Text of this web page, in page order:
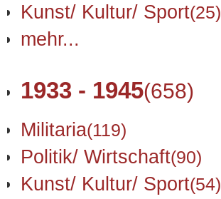
Kunst/ Kultur/ Sport(25)
mehr...
1933 - 1945(658)
Militaria(119)
Politik/ Wirtschaft(90)
Kunst/ Kultur/ Sport(54)